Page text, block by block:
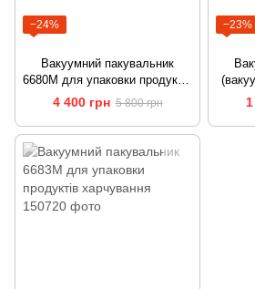
−24%
Вакуумний пакувальник
6680M для упаковки продуктів
харчування
4 400 грн 5 800 грн
−23%